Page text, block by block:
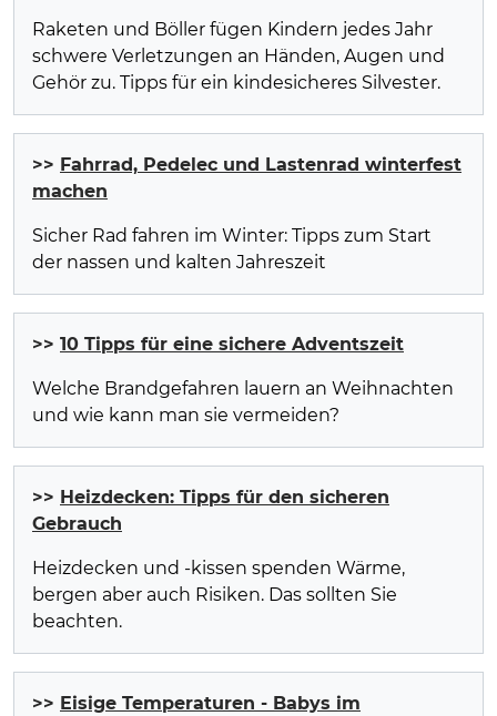
Raketen und Böller fügen Kindern jedes Jahr
schwere Verletzungen an Händen, Augen und
Gehör zu. Tipps für ein kindesicheres Silvester.
>> Fahrrad, Pedelec und Lastenrad winterfest
machen
Sicher Rad fahren im Winter: Tipps zum Start
der nassen und kalten Jahreszeit
>> 10 Tipps für eine sichere Adventszeit
Welche Brandgefahren lauern an Weihnachten
und wie kann man sie vermeiden?
>> Heizdecken: Tipps für den sicheren
Gebrauch
Heizdecken und -kissen spenden Wärme,
bergen aber auch Risiken. Das sollten Sie
beachten.
>> Eisige Temperaturen - Babys im